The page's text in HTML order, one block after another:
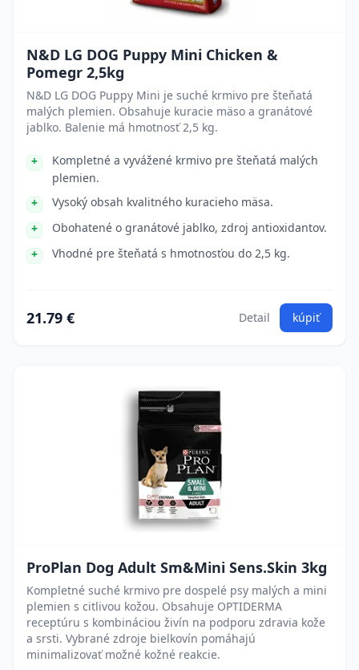
N&D LG DOG Puppy Mini Chicken &
Pomegr 2,5kg
N&D LG DOG Puppy Mini je suché krmivo pre šteňatá
malých plemien. Obsahuje kuracie mäso a granátové
jablko. Balenie má hmotnosť 2,5 kg.
Kompletné a vyvážené krmivo pre šteňatá malých
plemien.
Vysoký obsah kvalitného kuracieho mäsa.
Obohatené o granátové jablko, zdroj antioxidantov.
Vhodné pre šteňatá s hmotnosťou do 2,5 kg.
21.79 € Detail kúpiť
ProPlan Dog Adult Sm&Mini Sens.Skin 3kg
Kompletné suché krmivo pre dospelé psy malých a mini
plemien s citlivou kožou. Obsahuje OPTIDERMA
receptúru s kombináciou živín na podporu zdravia kože
a srsti. Vybrané zdroje bielkovín pomáhajú
minimalizovať možné kožné reakcie.